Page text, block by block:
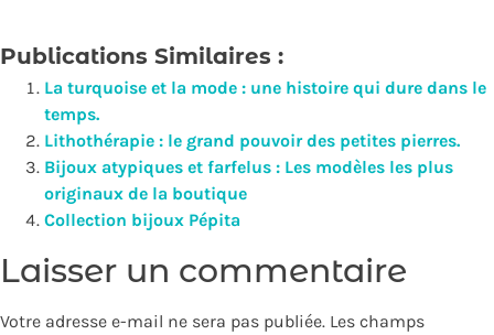
Publications Similaires :
La turquoise et la mode : une histoire qui dure dans le
temps.
Lithothérapie : le grand pouvoir des petites pierres.
Bijoux atypiques et farfelus : Les modèles les plus
originaux de la boutique
Collection bijoux Pépita
Laisser un commentaire
Votre adresse e-mail ne sera pas publiée. Les champs